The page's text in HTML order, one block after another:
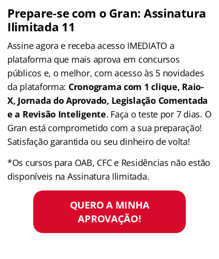
Prepare-se com o Gran: Assinatura
Ilimitada 11
Assine agora e receba acesso IMEDIATO a
plataforma que mais aprova em concursos
públicos e, o melhor, com acesso às 5 novidades
da plataforma: Cronograma com 1 clique, Raio-
X, Jornada do Aprovado, Legislação Comentada
e a Revisão Inteligente. Faça o teste por 7 dias. O
Gran está comprometido com a sua preparação!
Satisfação garantida ou seu dinheiro de volta!
*Os cursos para OAB, CFC e Residências não estão
disponíveis na Assinatura Ilimitada.
QUERO A MINHA
APROVAÇÃO!